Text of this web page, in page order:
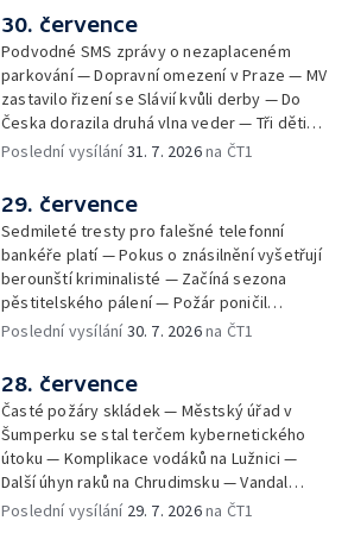
Nelegání hřbitov domácích mazlíčků — Státní
zastupitelství zrušilo trestní stíhání ženy z
Teplicka, kterou policie dříve obvinila z
týrání koček — Péče o seniory jako brigáda
— Po pádu stromů prověří alej odborníci —
Festival Hrady CZ poprvé na Hluboké
30. července
Podvodné SMS zprávy o nezaplaceném
parkování — Dopravní omezení v Praze — MV
zastavilo řizení se Slávií kvůli derby — Do
Česka dorazila druhá vlna veder — Tři děti
zůstali v rozpáleném autě — Problém s
mraženými potravinami v horku — Slavnostní
vyřazení absolventů Univerzity obrany —
Zájem o obytné vozy roste — Praha má
novou servisní loď — Vidická samoobslužná
prodejna si na provoz vydělá — U jezera
Most začíná festival Let It Roll — Vyvrcholil
bouřkový neboli jelení úplněk — Kanoistka
Poslední vysílání31. 7. 2026na ČT1
29. července
Sedmileté tresty pro falešné telefonní
bankéře platí — Pokus o znásilnění vyšetřují
berounští kriminalisté — Začíná sezona
pěstitelského pálení — Požár poničil
historickou vilu Marta v Písku — Končí Letní
odpad — Nedostatek vody na Hracholuskách
— Příprava nového plavebního stupně v
Děčíně — Biokoridor pro užovku stromovou
— Záchrana liblického vysílače — První
koncert Diany Ross v Česku — Výroba
obrněných vozidel CV90 — Biokoridor pod
vedením vysokého napětí
Poslední vysílání30. 7. 2026na ČT1
28. července
Časté požáry skládek — Městský úřad v
Šumperku se stal terčem kybernetického
útoku — Komplikace vodáků na Lužnici —
Další úhyn raků na Chrudimsku — Vandal
poškodil okna na Ještědu — Lvice Elza má
Poslední vysílání 29. 7. 2026na ČT1